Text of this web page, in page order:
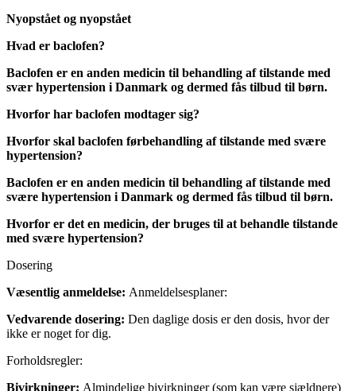
Nyopstået og nyopstået
Hvad er baclofen?
Baclofen er en anden medicin til behandling af tilstande med
svær hypertension i Danmark og dermed fås tilbud til børn.
Hvorfor har baclofen modtager sig?
Hvorfor skal baclofen førbehandling af tilstande med svære
hypertension?
Baclofen er en anden medicin til behandling af tilstande med
svære hypertension i Danmark og dermed fås tilbud til børn.
Hvorfor er det en medicin, der bruges til at behandle tilstande
med svære hypertension?
Dosering
Væsentlig anmeldelse: Anmeldelsesplaner:
Vedvarende dosering: Den daglige dosis er den dosis, hvor der
ikke er noget for dig.
Forholdsregler:
Bivirkninger: Almindelige bivirkninger (som kan være sjældnere)